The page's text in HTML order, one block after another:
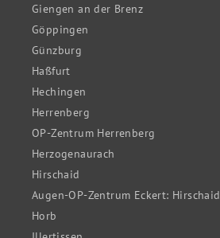
Giengen an der Brenz
Göppingen
Günzburg
Haßfurt
Hechingen
Herrenberg
OP-Zentrum Herrenberg
Herzogenaurach
Hirschaid
Augen-OP-Zentrum Eckert: Hirschaid
Horb